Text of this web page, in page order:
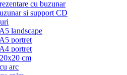
cu buzunar
si support CD
landscape
portret
portret
cm
arc